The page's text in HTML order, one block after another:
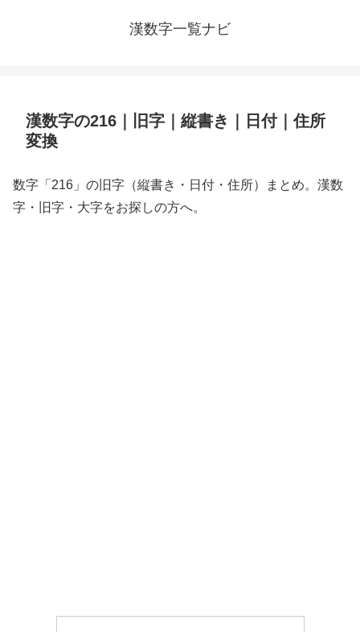
漢数字一覧ナビ
漢数字の216｜旧字｜縦書き｜日付｜住所
変換
数字「216」の旧字（縦書き・日付・住所）まとめ。漢数
字・旧字・大字をお探しの方へ。